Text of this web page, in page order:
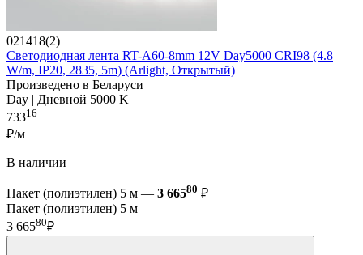
021418(2)
Светодиодная лента RT-A60-8mm 12V Day5000 CRI98 (4.8
W/m, IP20, 2835, 5m) (Arlight, Открытый)
Произведено в Беларуси
Day | Дневной 5000 K
73316
₽/м
В наличии
Пакет (полиэтилен) 5 м — 3 66580 ₽
Пакет (полиэтилен) 5 м
3 66580₽